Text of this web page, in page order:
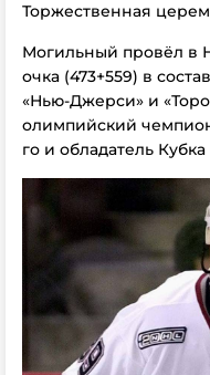
Торжественная
Могильный провёл в
очка (473+559) в
«Нью-Джерси» и
олимпийский
го и обладатель